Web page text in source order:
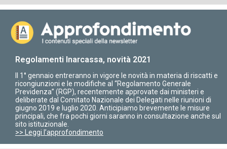
Regolamenti Inarcassa, novità 2021
Il 1° gennaio entreranno in vigore le novità in materia di riscatti e
ricongiunzioni e le modifiche al “Regolamento Generale
Previdenza” (RGP), recentemente approvate dai ministeri e
deliberate dal Comitato Nazionale dei Delegati nelle riunioni di
giugno 2019 e luglio 2020. Anticipiamo brevemente le misure
principali, che fra pochi giorni saranno in consultazione anche sul
sito istituzionale.
>> Leggi l’approfondimento